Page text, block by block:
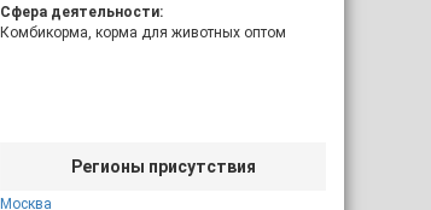
Сфера деятельности:
Комбикорма, корма для животных оптом
Регионы присутствия
Москва